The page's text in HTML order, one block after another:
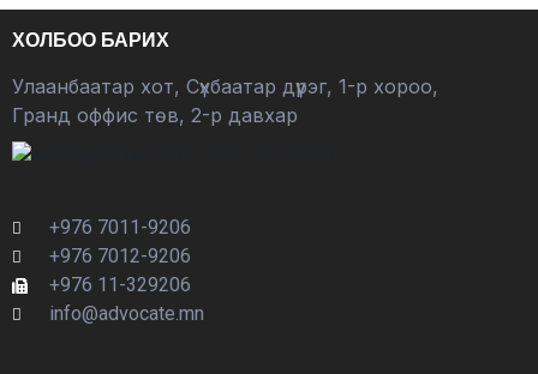
ХОЛБОО БАРИХ
Улаанбаатар хот, Сүхбаатар дүүрэг, 1-р хороо,
Гранд оффис төв, 2-р давхар
+976 7011-9206
+976 7012-9206
+976 11-329206
info@advocate.mn